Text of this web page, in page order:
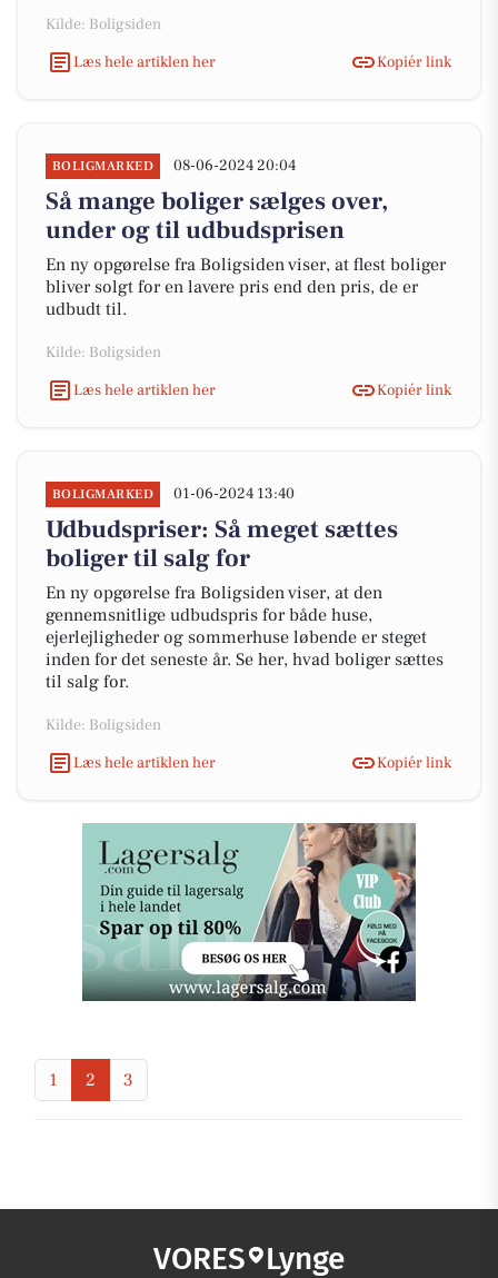
Kilde: Boligsiden
Læs hele artiklen her
Kopiér link
BOLIGMARKED 08-06-2024 20:04
Så mange boliger sælges over,
under og til udbudsprisen
En ny opgørelse fra Boligsiden viser, at flest boliger
bliver solgt for en lavere pris end den pris, de er
udbudt til.
Kilde: Boligsiden
Læs hele artiklen her
Kopiér link
BOLIGMARKED 01-06-2024 13:40
Udbudspriser: Så meget sættes
boliger til salg for
En ny opgørelse fra Boligsiden viser, at den
gennemsnitlige udbudspris for både huse,
ejerlejligheder og sommerhuse løbende er steget
inden for det seneste år. Se her, hvad boliger sættes
til salg for.
Kilde: Boligsiden
Læs hele artiklen her
Kopiér link
1 2 3
VORES Lynge